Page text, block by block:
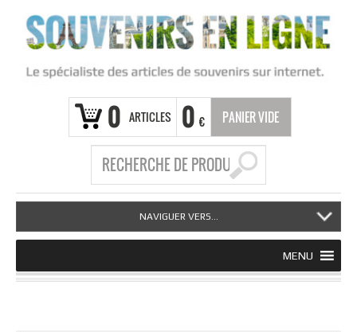
0 ARTICLES 0 € PANIER VIDE
NAVIGUER VERS...
MENU